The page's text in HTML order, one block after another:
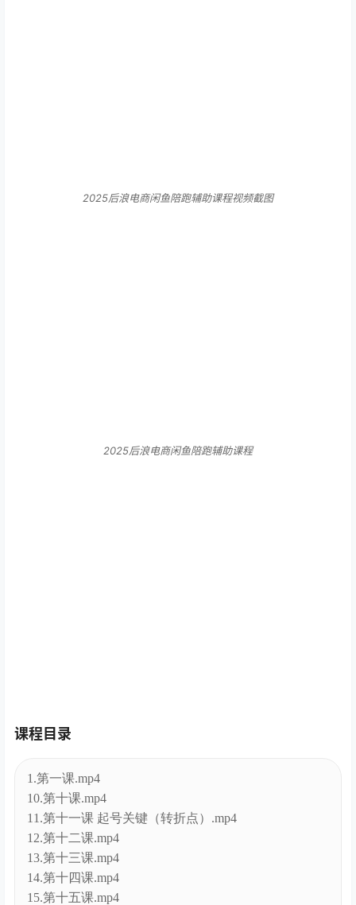
1.第一课.mp4
10.第十课.mp4
11.第十一课 起号关键（转折点）.mp4
12.第十二课.mp4
13.第十三课.mp4
14.第十四课.mp4